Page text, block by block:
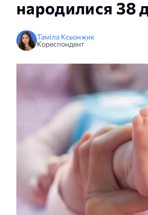
народилися 38
Таміла Ксьонжик
Кореспондент